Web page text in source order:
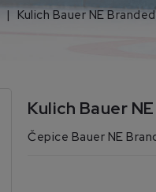
Kulich Bauer NE
Kulich Bauer
Čepice Bauer NE